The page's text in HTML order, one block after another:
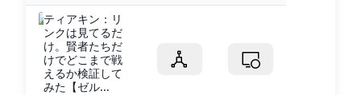
ティアキン：リ
ンクは見てるだ
け。賢者たちだ
けでどこまで戦
えるか検証して
みた【ゼル...